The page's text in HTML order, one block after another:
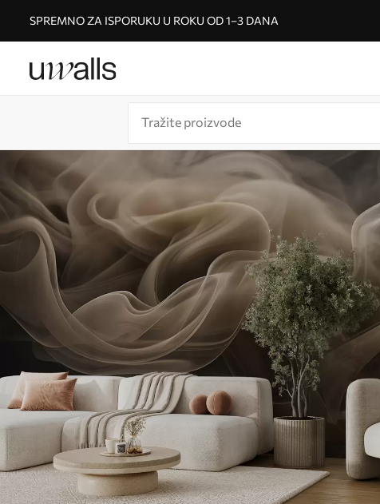
SPREMNO ZA ISPORUKU U ROKU OD 1–3 DANA